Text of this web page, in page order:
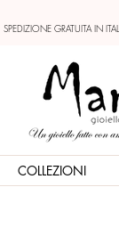
SPEDIZIONE GRATUITA IN
COLLEZIONI